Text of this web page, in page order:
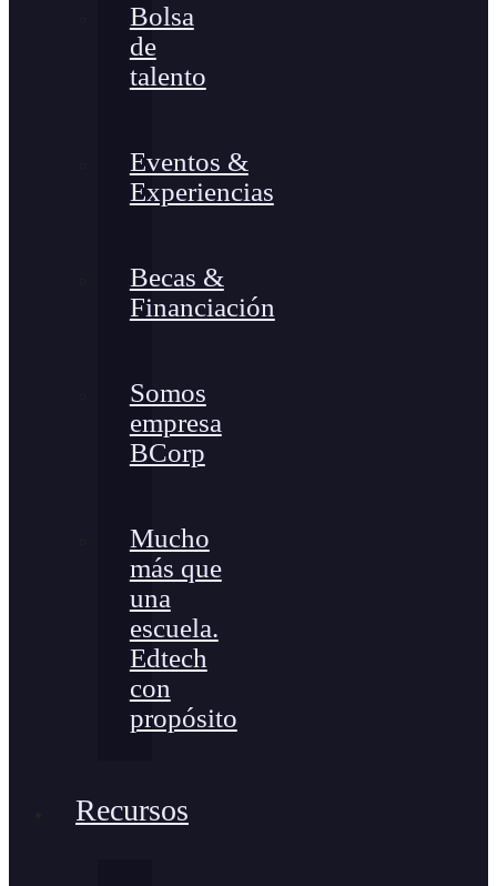
Bolsa
de
talento
Eventos &
Experiencias
Becas &
Financiación
Somos
empresa
BCorp
Mucho
más que
una
escuela.
Edtech
con
propósito
Recursos